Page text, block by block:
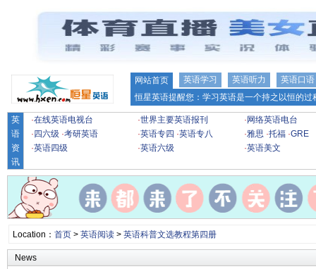
网站首页 英语学习 英语听力
英语口语
恒星英语提醒您：学习英语是一个持之以恒的
英
语
资
讯
·在线英语电视台 ·世界主要英语报刊 · 网络英语电台
· 四六级 ·考研英语 ·英语专四 ·英语专八 ·雅思 ·托福 ·GRE
·英语四级 ·英语六级 ·英语美文
Location： 首页> 英语阅读> 英语科普文选教程第四册
News